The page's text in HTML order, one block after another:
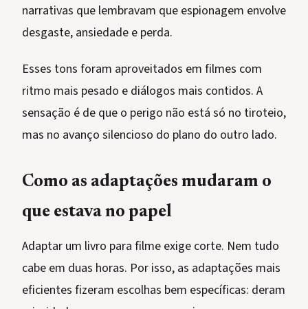
narrativas que lembravam que espionagem envolve
desgaste, ansiedade e perda.
Esses tons foram aproveitados em filmes com
ritmo mais pesado e diálogos mais contidos. A
sensação é de que o perigo não está só no tiroteio,
mas no avanço silencioso do plano do outro lado.
Como as adaptações mudaram o
que estava no papel
Adaptar um livro para filme exige corte. Nem tudo
cabe em duas horas. Por isso, as adaptações mais
eficientes fizeram escolhas bem específicas: deram